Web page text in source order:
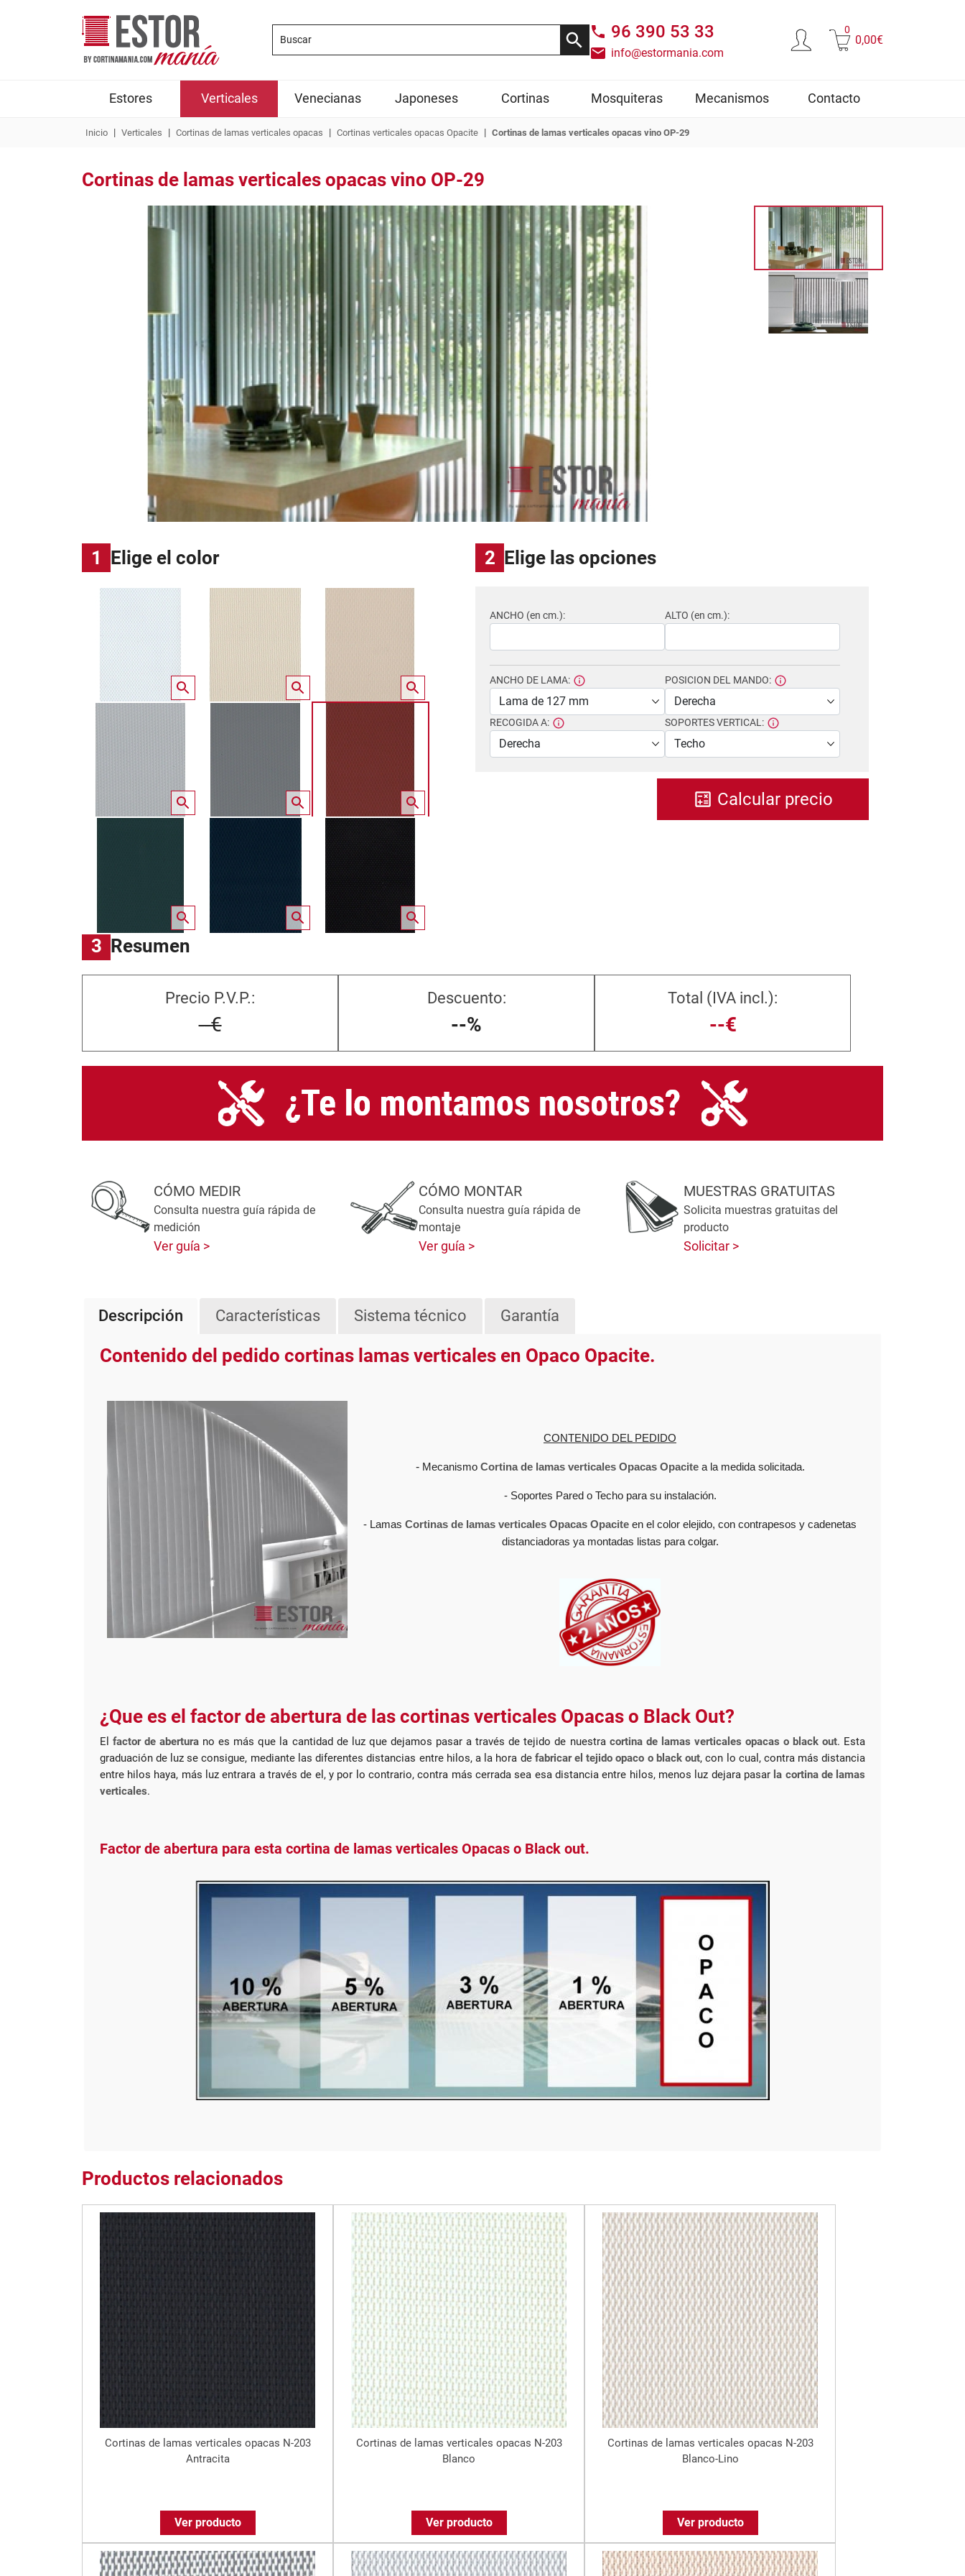
96 390 53 33
info@estormania.com
0
0,00€
Estores Verticales Venecianas Japoneses Cortinas Mosquiteras Mecanismos Contacto
Inicio | Verticales | Cortinas de lamas verticales opacas | Cortinas verticales opacas Opacite | Cortinas de lamas verticales opacas vino OP-29
Cortinas de lamas verticales opacas vino OP-29
1 Elige el color 2 Elige las opciones
ANCHO (en cm.): ALTO (en cm.):
ANCHO DE LAMA: POSICION DEL MANDO:
RECOGIDA A: SOPORTES VERTICAL:
Calcular precio
3 Resumen
Precio P.V.P.:
--€
Descuento:
--%
Total (IVA incl.):
--€
CÓMO MEDIR
Consulta nuestra guía rápida de
medición
Ver guía
CÓMO MONTAR
Consulta nuestra guía rápida de
montaje
Ver guía
MUESTRAS GRATUITAS
Solicita muestras gratuitas del
producto
Solicitar
Descripción Características Sistema técnico Garantía
Contenido del pedido cortinas lamas verticales en Opaco Opacite.
CONTENIDO DEL PEDIDO
-MecanismoCortina de lamas verticales Opacas Opacitea la medida solicitada.
- Soportes Pared o Techo para su instalación.
- Lamas Cortinas de lamas verticales Opacas Opacite en el color elejido, con contrapesos y cadenetas
distanciadoras ya montadas listas para colgar.
¿Que es el factor de abertura de las cortinas verticales Opacas o Black Out?
El factor de aberturano es más que la cantidad de luz que dejamos pasar a través de tejido de nuestra cortina de lamas verticales opacas o black out. Esta
graduación de luz se consigue, mediante las diferentes distancias entre hilos, a la hora de fabricar el tejido opaco o black out, con lo cual, contra más distancia
entre hilos haya, más luz entrara a través de el, y por lo contrario, contra más cerrada sea esa distancia entre hilos, menos luz dejara pasar la cortina de lamas
verticales.
Factor de abertura para esta cortina de lamas verticales Opacas o Black out.
Productos relacionados
Cortinas de lamas verticales opacas N-203
Antracita
Ver producto
Cortinas de lamas verticales opacas N-203
Blanco
Ver producto
Cortinas de lamas verticales opacas N-203
Blanco-Lino
Ver producto